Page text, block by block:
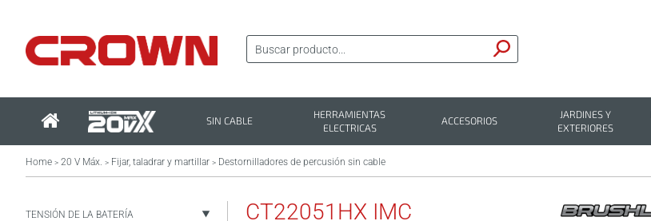
SIN CABLE
HERRAMIENTAS
ELECTRICAS
ACCESORIOS
JARDINES Y
EXTERIORES
Home > 20 V Máx. > Fijar, taladrar y martillar > Destornilladores de percusión sin cable
TENSIÓN DE LA BATERÍA CT22051HX IMC